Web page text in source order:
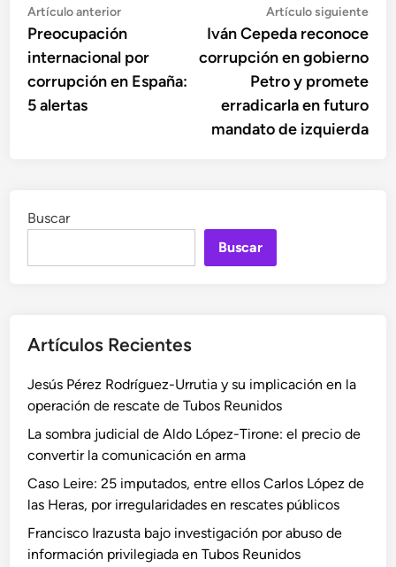
Navegación
de
entradas
Artículo anteriorArtículo
anterior:
Preocupación
internacional por
corrupción en España:
5 alertas
Artículo siguiente
Iván Cepeda reconoce
corrupción en gobierno
Petro y promete
erradicarla en futuro
mandato de izquierda
Buscar
Buscar
Artículos Recientes
Jesús Pérez Rodríguez-Urrutia y su implicación en la
operación de rescate de Tubos Reunidos
La sombra judicial de Aldo López-Tirone: el precio de
convertir la comunicación en arma
Caso Leire: 25 imputados, entre ellos Carlos López de
las Heras, por irregularidades en rescates públicos
Francisco Irazusta bajo investigación por abuso de
información privilegiada en Tubos Reunidos